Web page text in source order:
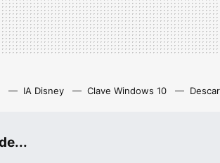
IA Disney Clave Windows 10